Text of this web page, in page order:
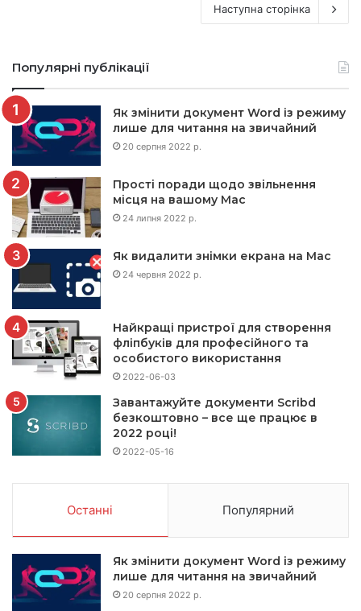
Наступна сторінка
Популярні публікації
Як змінити документ Word із режиму
лише для читання на звичайний
20 серпня 2022 р.
Прості поради щодо звільнення
місця на вашому Mac
24 липня 2022 р.
Як видалити знімки екрана на Mac
24 червня 2022 р.
Найкращі пристрої для створення
фліпбуків для професійного та
особистого використання
2022-06-03
Завантажуйте документи Scribd
безкоштовно – все ще працює в
2022 році!
2022-05-16
Останні Популярний
Як змінити документ Word із режиму
лише для читання на звичайний
20 серпня 2022 р.